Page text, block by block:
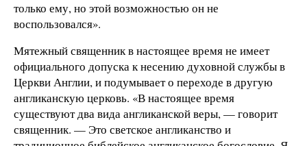
только ему, но этой возможностью он не
воспользовался».
Мятежный священник в настоящее время не имеет
официального допуска к несению духовной службы в
Церкви Англии, и подумывает о переходе в другую
англиканскую церковь. «В настоящее время
существуют два вида англиканской веры, — говорит
священник. — Это светское англиканство и